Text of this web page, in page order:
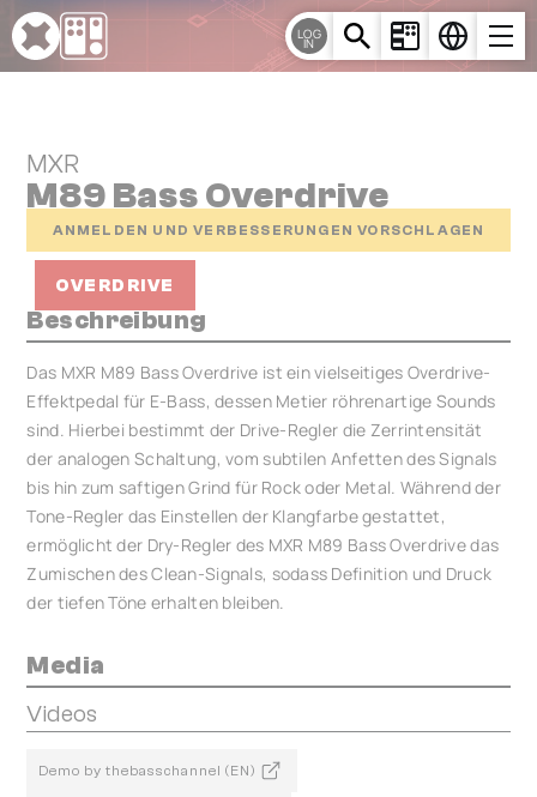
Cookie-Einstellungen
LOG
IN
MXR
M89 Bass Overdrive
ANMELDEN UND VERBESSERUNGEN VORSCHLAGEN
OVERDRIVE
Beschreibung
Das MXR M89 Bass Overdrive ist ein vielseitiges Overdrive-
Effektpedal für E-Bass, dessen Metier röhrenartige Sounds
sind. Hierbei bestimmt der Drive-Regler die Zerrintensität
der analogen Schaltung, vom subtilen Anfetten des Signals
bis hin zum saftigen Grind für Rock oder Metal. Während der
Tone-Regler das Einstellen der Klangfarbe gestattet,
ermöglicht der Dry-Regler des MXR M89 Bass Overdrive das
Zumischen des Clean-Signals, sodass Definition und Druck
der tiefen Töne erhalten bleiben.
Media
Videos
Demo by thebasschannel (EN)